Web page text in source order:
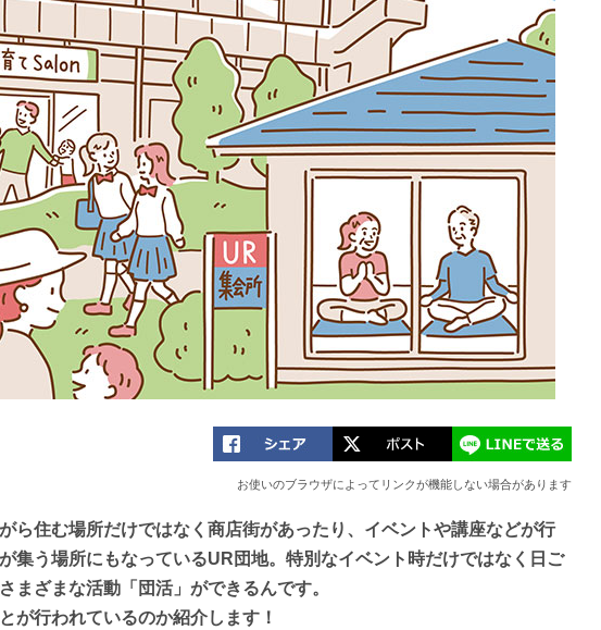
お使いのブラウザによってリンクが機能しない場合があります
ら住む場所だけではなく商店街があったり、イベントや講座などが行
集う場所にもなっているUR団地。特別なイベント時だけではなく日ご
まざまな活動「団活」ができるんです。
が行われているのか紹介します！